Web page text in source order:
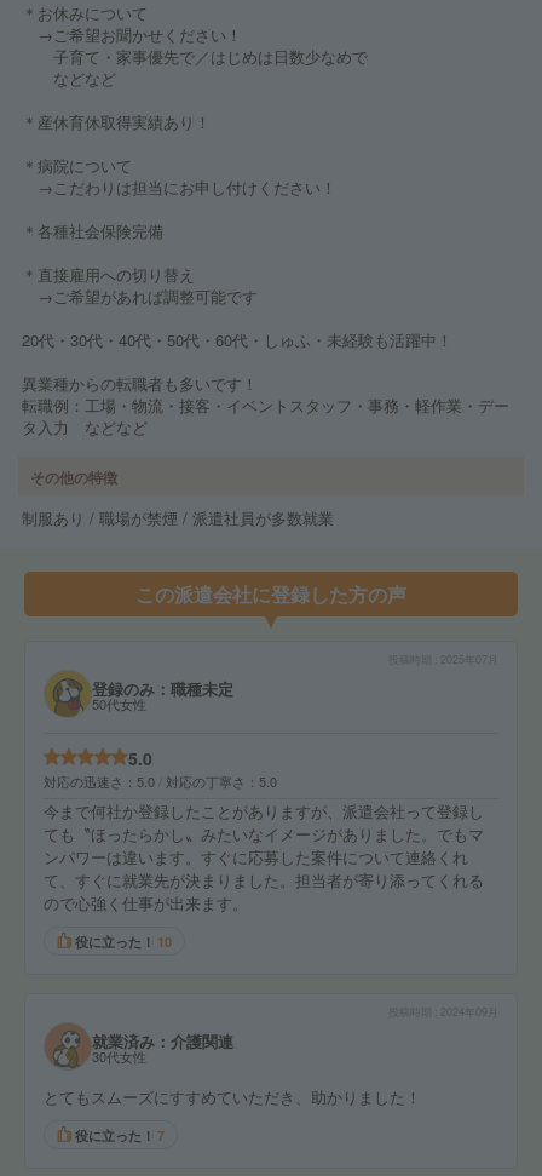
＊お休みについて
→ご希望お聞かせください！
子育て・家事優先で／はじめは日数少なめで
などなど
＊産休育休取得実績あり！
＊病院について
→こだわりは担当にお申し付けください！
＊各種社会保険完備
＊直接雇用への切り替え
→ご希望があれば調整可能です
20代・30代・40代・50代・60代・しゅふ・未経験も活躍中！
異業種からの転職者も多いです！
転職例：工場・物流・接客・イベントスタッフ・事務・軽作業・デー
タ入力 などなど
その他の特徴
制服あり / 職場が禁煙 / 派遣社員が多数就業
この派遣会社に登録した方の声
2025年07月
登録のみ：職種未定
50代女性
5.0
対応の迅速さ 5.0 対応の丁寧さ 5.0
今まで何社か登録したことがありますが、派遣会社って登録し
ても〝ほったらかし〟みたいなイメージがありました。でもマ
ンパワーは違います。すぐに応募した案件について連絡くれ
て、すぐに就業先が決まりました。担当者が寄り添ってくれる
ので心強く仕事が出来ます。
役に立った！ 10
2024年09月
就業済み：介護関連
30代女性
とてもスムーズにすすめていただき、助かりました！
役に立った！ 7